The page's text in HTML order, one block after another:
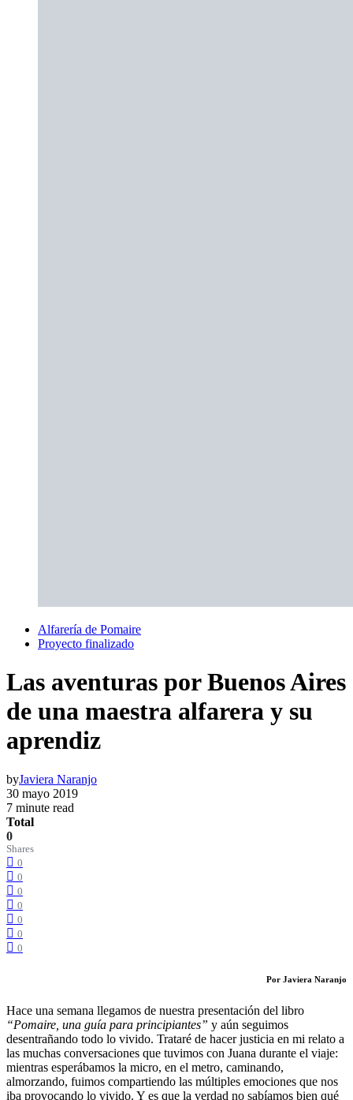
Alfarería de Pomaire
Proyecto finalizado
Las aventuras por Buenos Aires
de una maestra alfarera y su
aprendiz
byJaviera Naranjo
30 mayo 2019
7 minute read
Total
0
Shares
0
0
0
0
0
0
0
Por Javiera Naranjo
Hace una semana llegamos de nuestra presentación del libro
“Pomaire, una guía para principiantes” y aún seguimos
desentrañando todo lo vivido. Trataré de hacer justicia en mi relato a
las muchas conversaciones que tuvimos con Juana durante el viaje:
mientras esperábamos la micro, en el metro, caminando,
almorzando, fuimos compartiendo las múltiples emociones que nos
iba provocando lo vivido. Y es que la verdad no sabíamos bien qué